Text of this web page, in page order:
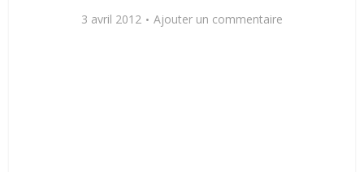
3 avril 2012 Ajouter un commentaire